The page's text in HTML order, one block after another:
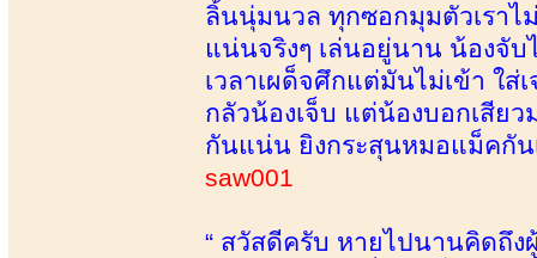
ลิ้นนุ่มนวล ทุกซอกมุมตัวเราไ
แน่นจริงๆ เล่นอยู่นาน น้องจับ
เวลาเผด็จศึกแต่มันไม่เข้า ใ
กลัวน้องเจ็บ แต่น้องบอกเสีย
กันแน่น ยิงกระสุนหมอแม็คกัน
saw001
“ สวัสดีครับ หายไปนานคิดถึง